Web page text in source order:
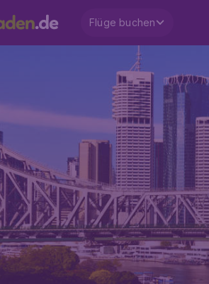
Flüge buchen